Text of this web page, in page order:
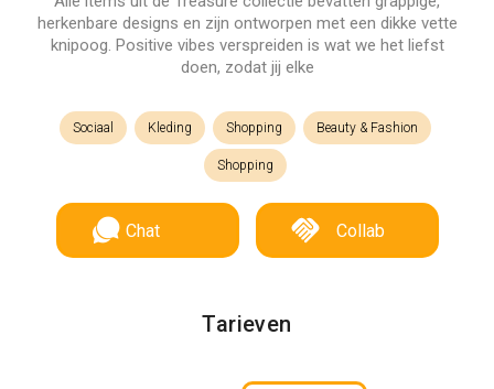
herkenbare designs en zijn ontworpen met een dikke vette
knipoog. Positive vibes verspreiden is wat we het liefst
doen, zodat jij elke
Sociaal Kleding Shopping Beauty & Fashion
Shopping
Chat Collab
Tarieven